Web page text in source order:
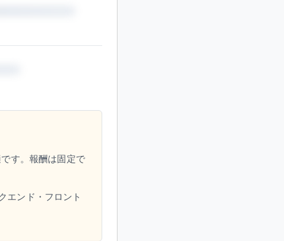
す。報酬は固定で
エンド・フロント